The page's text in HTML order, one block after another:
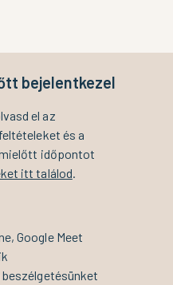
bejelentkezel
el az
és a
időpontot
itt találod
Google Meet
beszélgetésünket